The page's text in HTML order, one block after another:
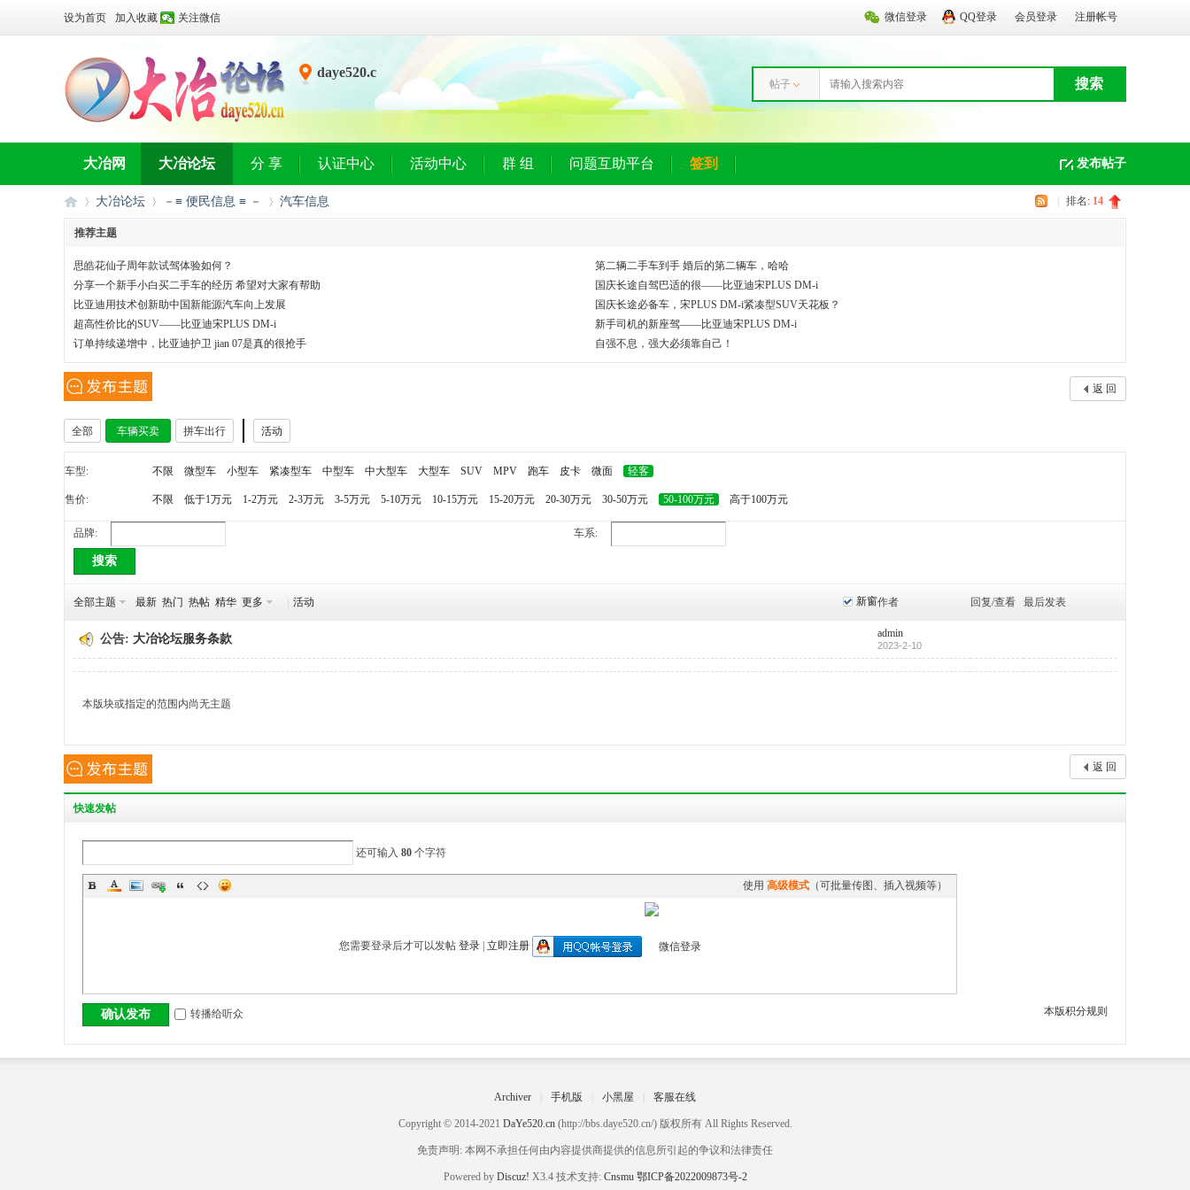
微信登录 QQ登录 会员登录 注册帐号
设为首页 加入收藏 关注微信
daye520.c
帖子 搜索
发布帖子
大冶网 大冶论坛 分 享 认证中心 活动中心 群 组 问题互助平台 签到
冶
丨
»
大冶论坛 －≡ 便民信息 ≡ －
›
汽车信息 排名: 14
推荐主题
思皓花仙子周年款试驾体验如何？
第二辆二手车到手 婚后的第二辆车，哈哈
分享一个新手小白买二手车的经历 希望对大家有帮助
国庆长途自驾巴适的很——比亚迪宋PLUS DM-i
比亚迪用技术创新助中国新能源汽车向上发展
国庆长途必备车，宋PLUS DM-i紧凑型SUV天花板？
超高性价比的SUV——比亚迪宋PLUS DM-i
新手司机的新座驾——比亚迪宋PLUS DM-i
订单持续递增中，比亚迪护卫 jian 07是真的很抢手
自强不息，强大必须靠自己！
返 回
全部 车辆买卖 拼车出行 活动
车型: 不限 微型车 小型车 紧凑型车 中型车 中大型车 大型车 SUV MPV 跑车 皮卡 微面 轻客
售价: 不限 低于1万元 1-2万元 2-3万元 3-5万元 5-10万元 10-15万元 15-20万元 20-30万元 30-50万元 50-100万元 高于100万元
品牌: 车系:
搜索
新窗
全部主题 最新 热门 热帖 精华 更多 活动 作者 回复/查看 最后发表
公告: 大冶论坛服务条款 admin
2023-2-10
本版块或指定的范围内尚无主题
返 回
快速发帖
还可输入 80 个字符
使用 高级模式 （可批量传图、插入视频等）
您需要登录后才可以发帖 登录| 立即注册
本版积分规则
确认发布 转播给听众
Archiver 手机版 小黑屋 客服在线
Copyright © 2014-2021 DaYe520.cn(http://bbs.daye520.cn/) 版权所有 All Rights Reserved.
免责声明: 本网不承担任何由内容提供商提供的信息所引起的争议和法律责任
Powered by Discuz! X3.4 技术支持: Cnsmu 鄂ICP备2022009873号-2